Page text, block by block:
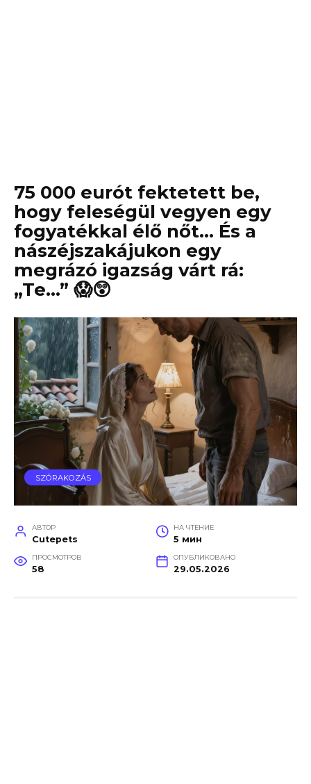
75 000 eurót fektetett be,
hogy feleségül vegyen egy
fogyatékkal élő nőt… És a
nászéjszakájukon egy
megrázó igazság várt rá:
„Te…” 😱😲
SZÓRAKOZÁS
АВТОР
Cutepets
НА ЧТЕНИЕ
5 мин
ПРОСМОТРОВ
58
ОПУБЛИКОВАНО
29.05.2026